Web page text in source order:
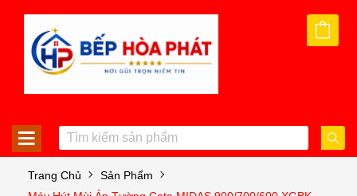
Trang Chủ
Sản Phẩm